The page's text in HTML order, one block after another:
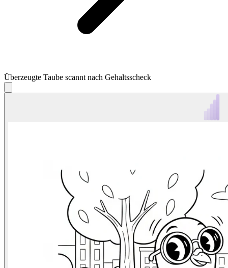
Überzeugte Taube scannt nach Gehaltsscheck